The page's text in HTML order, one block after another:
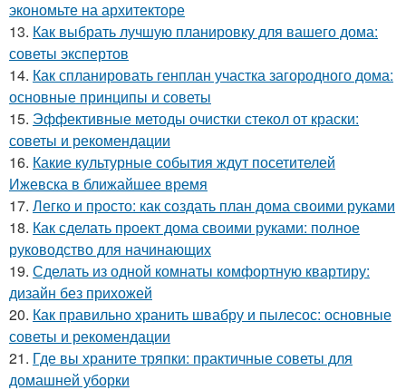
экономьте на архитекторе
13. Как выбрать лучшую планировку для вашего дома:
советы экспертов
14. Как спланировать генплан участка загородного дома:
основные принципы и советы
15. Эффективные методы очистки стекол от краски:
советы и рекомендации
16. Какие культурные события ждут посетителей
Ижевска в ближайшее время
17. Легко и просто: как создать план дома своими руками
18. Как сделать проект дома своими руками: полное
руководство для начинающих
19. Сделать из одной комнаты комфортную квартиру:
дизайн без прихожей
20. Как правильно хранить швабру и пылесос: основные
советы и рекомендации
21. Где вы храните тряпки: практичные советы для
домашней уборки